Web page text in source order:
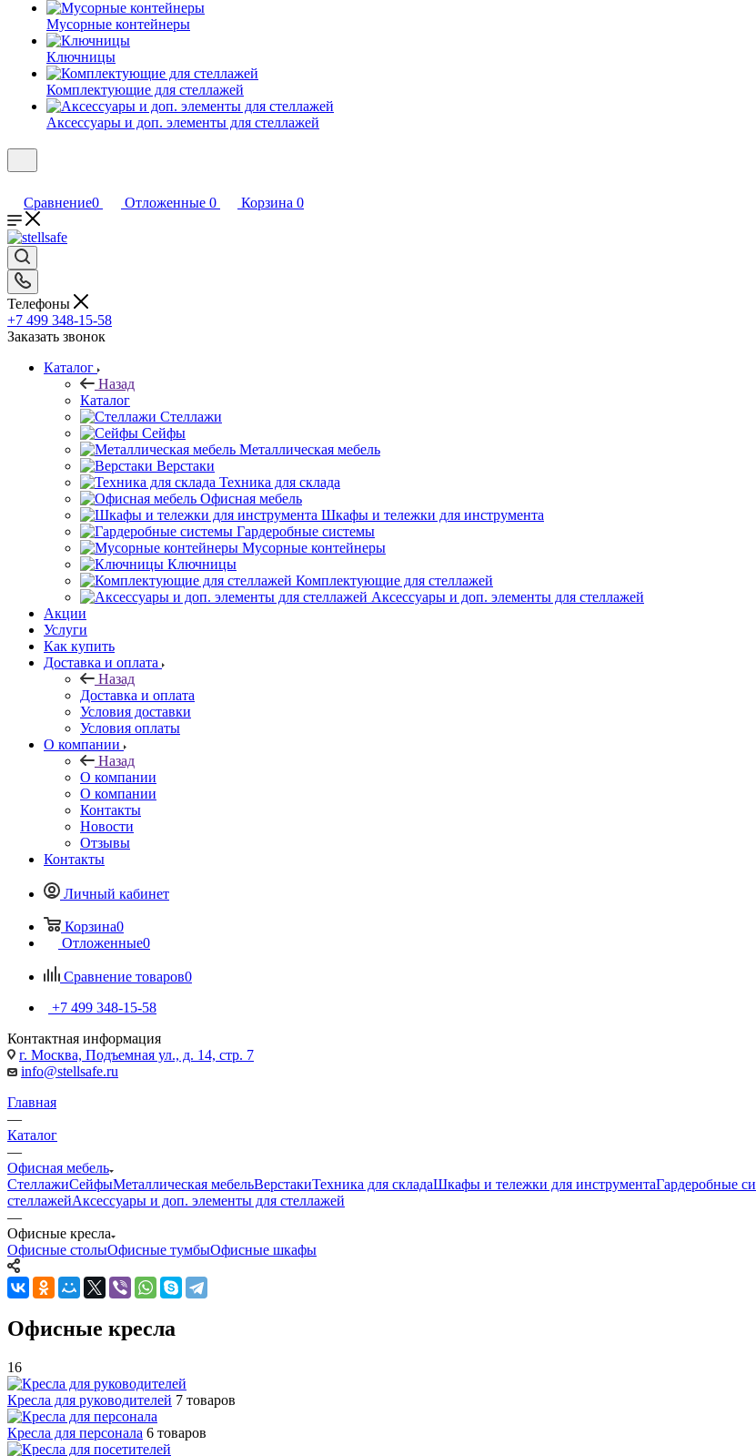
Мусорные контейнеры
Ключницы
Комплектующие для стеллажей
Аксессуары и доп. элементы для стеллажей
Сравнение0 Отложенные 0 Корзина 0
Телефоны
+7 499 348-15-58
Заказать звонок
Каталог
Назад
Каталог
Стеллажи
Сейфы
Металлическая мебель
Верстаки
Техника для склада
Офисная мебель
Шкафы и тележки для инструмента
Гардеробные системы
Мусорные контейнеры
Ключницы
Комплектующие для стеллажей
Аксессуары и доп. элементы для стеллажей
Акции
Услуги
Как купить
Доставка и оплата
Назад
Доставка и оплата
Условия доставки
Условия оплаты
О компании
Назад
О компании
О компании
Контакты
Новости
Отзывы
Контакты
Личный кабинет
Корзина0
Отложенные0
Сравнение товаров0
+7 499 348-15-58
Контактная информация
г. Москва, Подъемная ул., д. 14, стр. 7
info@stellsafe.ru
Главная
—
Каталог
—
Офисная мебель
СтеллажиСейфыМеталлическая мебельВерстакиТехника для складаШкафы и тележки для инструментаГардеробные
стеллажейАксессуары и доп. элементы для стеллажей
—
Офисные кресла
Офисные столыОфисные тумбыОфисные шкафы
Офисные кресла
16
Кресла для руководителей 7 товаров
Кресла для персонала 6 товаров